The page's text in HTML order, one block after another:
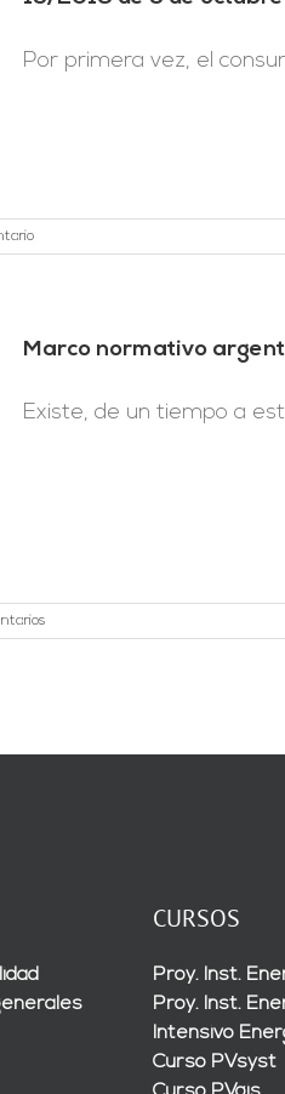
Por primera vez, el
Marco normativo
Existe, de un tiempo a
CURSOS
Proy. Inst.
Proy. Inst.
Intensivo
Curso PVsyst